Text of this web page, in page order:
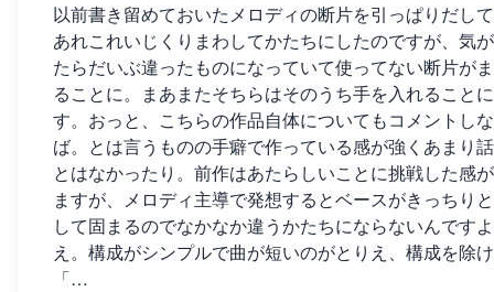
以前書き留めておいたメロディの断片を引っぱりだし
あれこれいじくりまわしてかたちにしたのですが、気
たらだいぶ違ったものになっていて使ってない断片が
ることに。まあまたそちらはそのうち手を入れること
す。おっと、こちらの作品自体についてもコメントし
ば。とは言うものの手癖で作っている感が強くあまり
とはなかったり。前作はあたらしいことに挑戦した感
ますが、メロディ主導で発想するとベースがきっちり
して固まるのでなかなか違うかたちにならないんです
え。構成がシンプルで曲が短いのがとりえ、構成を除
「…